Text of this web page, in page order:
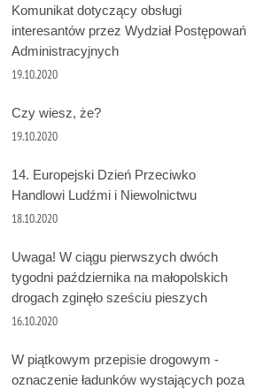
Komunikat dotyczący obsługi
interesantów przez Wydział Postępowań
Administracyjnych
19.10.2020
Czy wiesz, że?
19.10.2020
14. Europejski Dzień Przeciwko
Handlowi Ludźmi i Niewolnictwu
18.10.2020
Uwaga! W ciągu pierwszych dwóch
tygodni października na małopolskich
drogach zginęło sześciu pieszych
16.10.2020
W piątkowym przepisie drogowym -
oznaczenie ładunków wystających poza